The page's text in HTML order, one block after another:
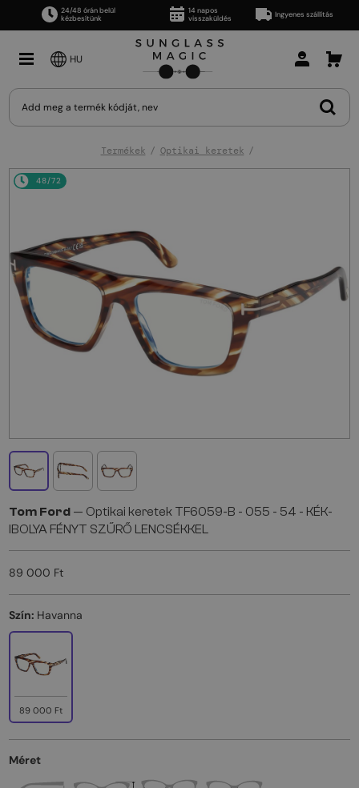
24/48 órán belül
kézbesítünk
14 napos
visszaküldés
Ingyenes szállítás
HU
Termékek Optikai keretek
48/72
Tom Ford — Optikai keretek TF6059-B - 055 - 54 - KÉK-
IBOLYA FÉNYT SZŰRŐ LENCSÉKKEL
89 000 Ft
Szín: Havanna
89 000 Ft
Méret